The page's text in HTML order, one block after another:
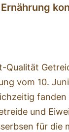
Qualität
vom 10.
und
für die